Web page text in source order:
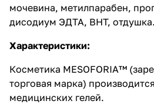
мочевина, метилпарабен,
дисодиум ЭДТА, BHT, отдушка.
Характеристики:
Косметика MESOFORIA™
торговая марка)
медицинских гелей.